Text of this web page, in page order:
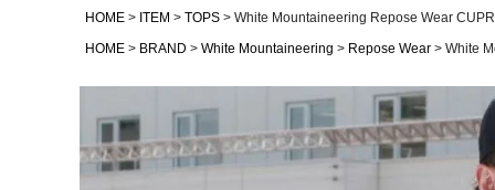
GOHEMP
GOWEST
NATAL DESIGN
remilla
AS2OV
OUTER
HOME
ITEM TOPS
White Mountaineering Repose Wear
HOME
BRAND White Mountaineering Repose Wear White